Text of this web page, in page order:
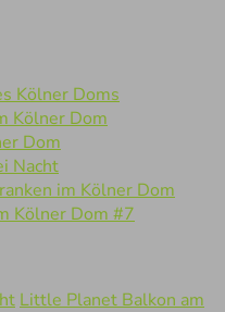
Kölner Doms
Kölner Dom
Dom
Nacht
im Kölner Dom
Kölner Dom #7
Little Planet Balkon am